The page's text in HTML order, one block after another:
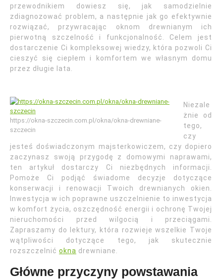
przewodnikiem dowiesz się, jak samodzielnie
zdiagnozować problem, a następnie jak go efektywnie
rozwiązać, przywracając oknom drewnianym ich
pierwotną szczelność i funkcjonalność. Celem jest
dostarczenie Ci kompleksowej wiedzy, która pozwoli Ci
cieszyć się ciepłem i komfortem we własnym domu
przez długie lata.
https://okna-szczecin.com.pl/okna/okna-drewniane-
szczecin
Niezale
żnie od
tego,
czy
jesteś doświadczonym majsterkowiczem, czy dopiero
zaczynasz swoją przygodę z domowymi naprawami,
ten artykuł dostarczy Ci niezbędnych informacji.
Pomoże Ci podjąć świadome decyzje dotyczące
konserwacji i renowacji Twoich drewnianych okien.
Inwestycja w ich poprawne uszczelnienie to inwestycja
w komfort życia, oszczędność energii i ochronę Twojej
nieruchomości przed wilgocią i przeciągami.
Zapraszamy do lektury, która rozwieje wszelkie Twoje
wątpliwości dotyczące tego, jak skutecznie
rozszczelnić okna drewniane.
Główne przyczyny powstawania